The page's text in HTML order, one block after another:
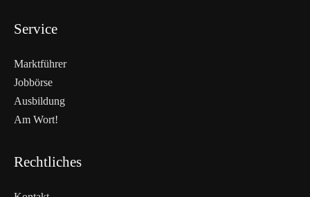
Service
Marktführer
Jobbörse
Ausbildung
Am Wort!
Rechtliches